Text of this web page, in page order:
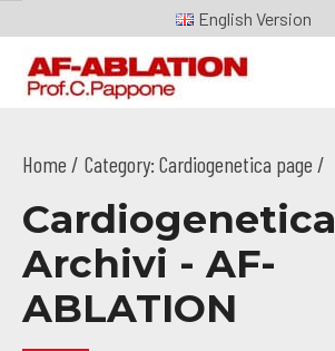
English
Home Category: Cardiogenetica page /
Archivi - AF-
ABLATION